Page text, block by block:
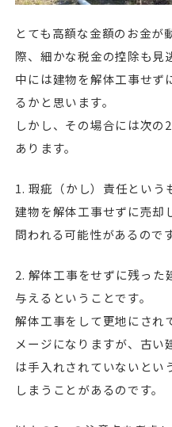
とても高額な金額のお金が
際、細かな税金の控除も見
中には建物を解体工事せず
るかと思います。
しかし、その場合には次
あります。
1. 瑕疵（かし）責任という
建物を解体工事せずに売却
問われる可能性があるのです
2. 解体工事をせずに残った
与えるということです。
解体工事をして更地にされ
メージになりますが、古い
は手入れされていないとい
しまうことがあるのです。